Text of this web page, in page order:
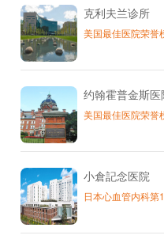
克利夫兰诊所
美国最佳医院荣誉
约翰霍普金斯医
美国最佳医院荣誉
小倉記念医院
日本心血管内科第